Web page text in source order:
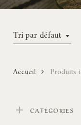
Tri par défaut
Accueil Produits
CATÉGORIES